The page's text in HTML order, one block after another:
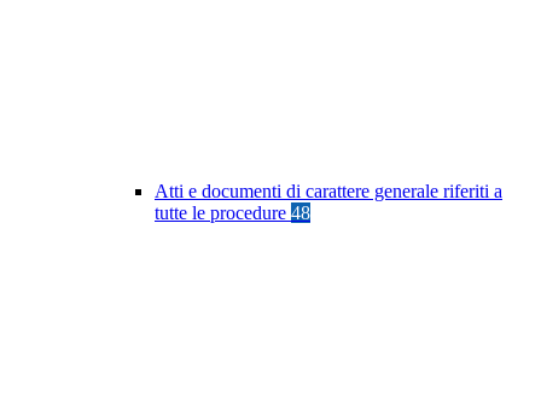
Atti e documenti di carattere generale riferiti a
tutte le procedure 48